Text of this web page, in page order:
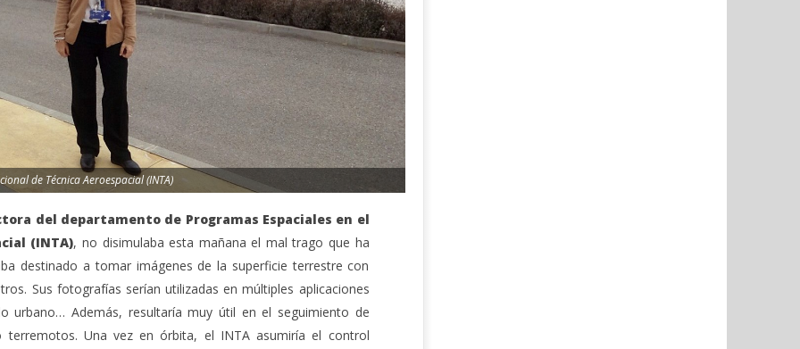
de Técnica Aeroespacial (INTA)
del departamento de Programas Espaciales en el
(INTA), no disimulaba esta mañana el mal trago que ha
destinado a tomar imágenes de la superficie terrestre con
Sus fotografías serían utilizadas en múltiples aplicaciones
urbano… Además, resultaría muy útil en el seguimiento de
terremotos. Una vez en órbita, el INTA asumiría el control